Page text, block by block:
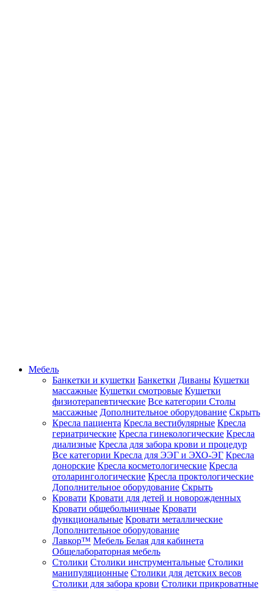
Мебель
Банкетки и кушетки Банкетки Диваны Кушетки
массажные Кушетки смотровые Кушетки
физиотерапевтические Все категории Столы
массажные Дополнительное оборудование Скрыть
Кресла пациента Кресла вестибулярные Кресла
гериатрические Кресла гинекологические Кресла
диализные Кресла для забора крови и процедур
Все категории Кресла для ЭЭГ и ЭХО-ЭГ Кресла
донорские Кресла косметологические Кресла
отоларингологические Кресла проктологические
Дополнительное оборудование Скрыть
Кровати Кровати для детей и новорожденных
Кровати общебольничные Кровати
функциональные Кровати металлические
Дополнительное оборудование
Лавкор™ Мебель Белая для кабинета
Общелабораторная мебель
Столики Столики инструментальные Столики
манипуляционные Столики для детских весов
Столики для забора крови Столики прикроватные